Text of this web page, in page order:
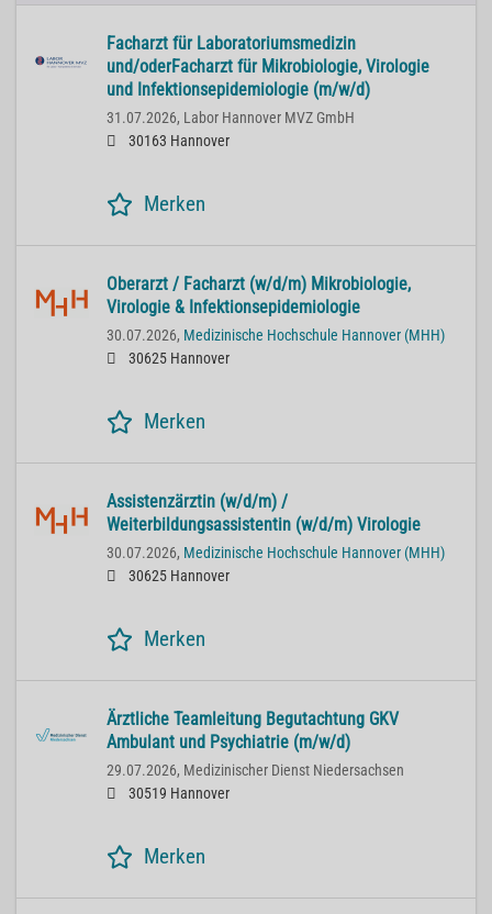
Facharzt für Laboratoriumsmedizin
und/oderFacharzt für Mikrobiologie, Virologie
und Infektionsepidemiologie (m/w/d)
31.07.2026, Labor Hannover MVZ GmbH
30163 Hannover
Merken
Oberarzt / Facharzt (w/d/m) Mikrobiologie,
Virologie & Infektionsepidemiologie
30.07.2026, Medizinische Hochschule Hannover (MHH)
30625 Hannover
Merken
Assistenzärztin (w/d/m) /
Weiterbildungsassistentin (w/d/m) Virologie
30.07.2026, Medizinische Hochschule Hannover (MHH)
30625 Hannover
Merken
Ärztliche Teamleitung Begutachtung GKV
Ambulant und Psychiatrie (m/w/d)
29.07.2026, Medizinischer Dienst Niedersachsen
30519 Hannover
Merken